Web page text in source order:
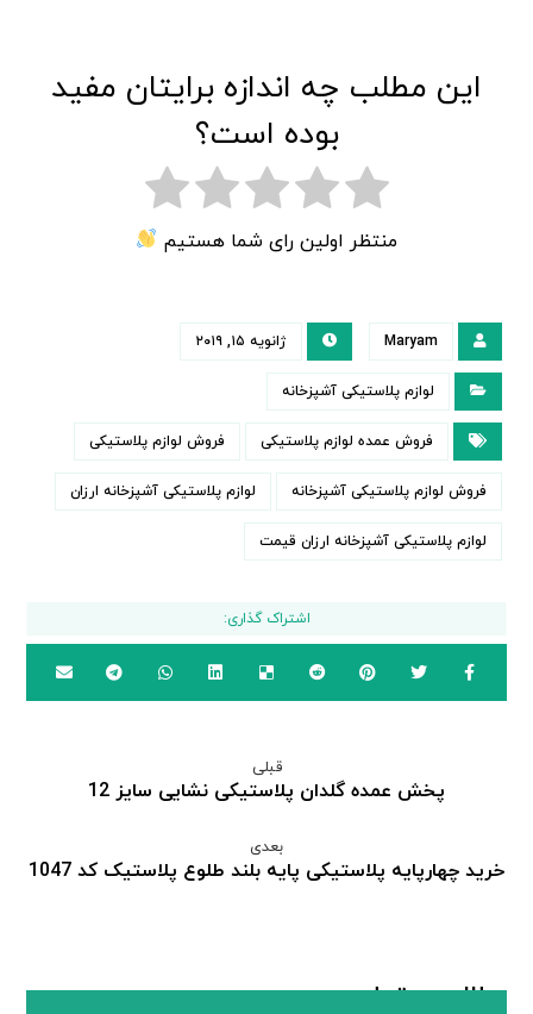
این مطلب چه اندازه برایتان مفید
بوده است؟
منتظر اولین رای شما هستیم
Maryam ژانویه ۱۵, ۲۰۱۹
لوازم پلاستیکی آشپزخانه
فروش عمده لوازم پلاستیکی فروش لوازم پلاستیکی
فروش لوازم پلاستیکی آشپزخانه لوازم پلاستیکی آشپزخانه ارزان
لوازم پلاستیکی آشپزخانه ارزان قیمت
قبلی
پخش عمده گلدان پلاستیکی نشایی سایز 12
بعدی
خرید چهارپایه پلاستیکی پایه بلند طلوع پلاستیک کد 1047
مطالب مرتبط ...